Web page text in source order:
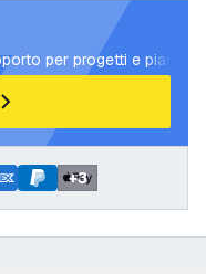
per progetti e piani di
+3